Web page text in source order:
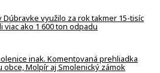
Dúbravke využilo za rok takmer 15-tisíc
viac ako 1 600 ton odpadu
inak. Komentovaná prehliadka
obce, Molpír aj Smolenický zámok